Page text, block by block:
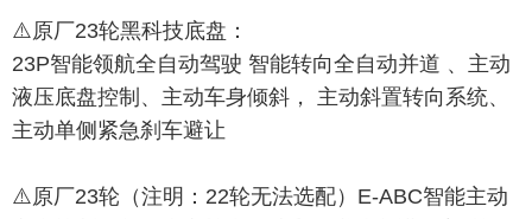
⚠️原厂23轮黑科技底盘：
23P智能领航全自动驾驶 智能转向全自动并道 、主动
液压底盘控制、主动车身倾斜， 主动斜置转向系统、
主动单侧紧急刹车避让
⚠️原厂23轮（注明：22轮无法选配）E-ABC智能主动